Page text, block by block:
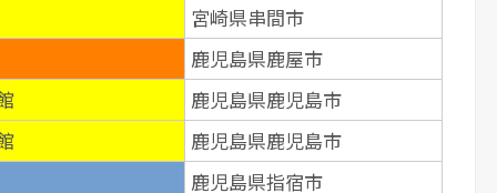
宮崎県串間市
鹿児島県鹿屋市
鹿児島県鹿児島市
鹿児島県鹿児島市
鹿児島県指宿市